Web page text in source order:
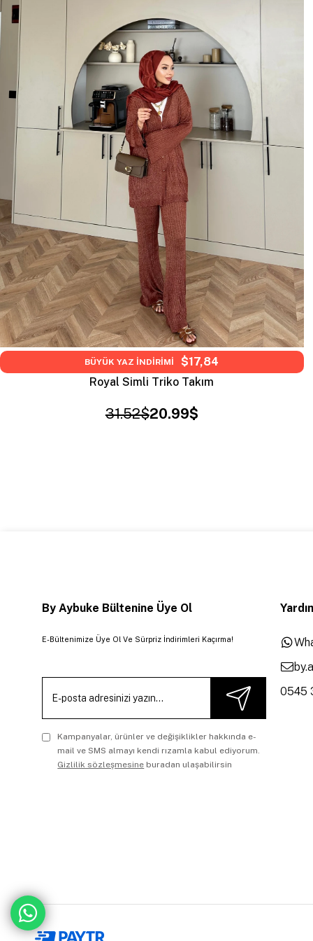
Royal Simli Triko Takım
20.99$
31.52$
BÜYÜK YAZ İNDİRİMİ $17,84
By Aybuke Bültenine Üye Ol
E-Bültenimize Üye Ol Ve Sürpriz İndirimleri Kaçırma!
Kampanyalar, ürünler ve değişiklikler hakkında e-
mail ve SMS almayı kendi rızamla kabul ediyorum.
Gizlilik sözleşmesine buradan ulaşabilirsin
0545